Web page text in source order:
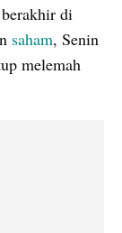
di
saham, Senin
melemah